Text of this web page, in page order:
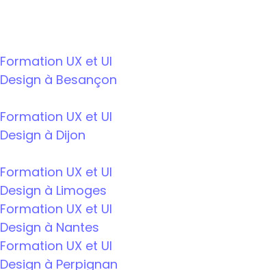
Formation UX et UI
Design à Besançon
Formation UX et UI
Design à Dijon
Formation UX et UI
Design à Limoges
Formation UX et UI
Design à Nantes
Formation UX et UI
Design à Perpignan